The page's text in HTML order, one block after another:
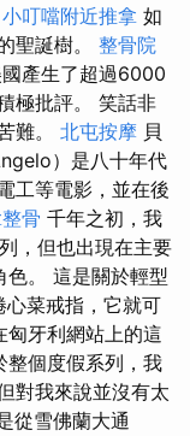
小叮噹附近推拿 如
聖誕樹。 整骨院
產生了超過6000
極批評。 笑話非
難。 北屯按摩 貝
）是八十年代
工等電影，並在後
骨 千年之初，我
，但也出現在主要
色。 這是關於輕型
菜戒指，它就可
匈牙利網站上的這
整個度假系列，我
對我來說並沒有太
從雪佛蘭大通